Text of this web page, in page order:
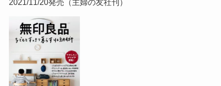
2021/11/20発売（主婦の友社刊）